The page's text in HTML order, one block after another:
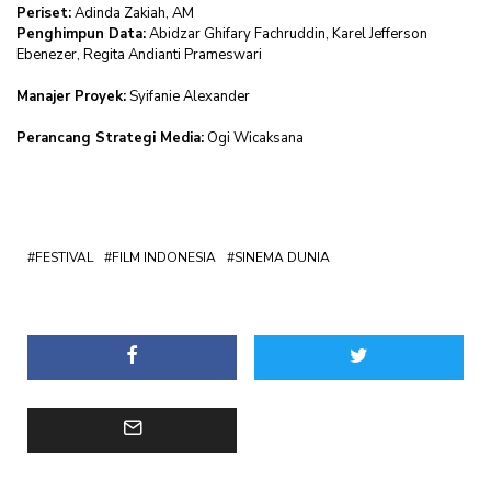
Periset:Adinda Zakiah, AM
Penghimpun Data:Abidzar Ghifary Fachruddin, Karel Jefferson
Ebenezer, Regita Andianti Prameswari
Manajer Proyek:Syifanie Alexander
Perancang Strategi Media:Ogi Wicaksana
FESTIVAL FILM INDONESIA SINEMA DUNIA